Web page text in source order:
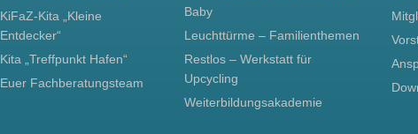
KiFaZ-Kita „Kleine
Entdecker“
Kita „Treffpunkt Hafen“
Euer Fachberatungsteam
Baby
Leuchttürme – Familienthemen
Restlos – Werkstatt für
Upcycling
Weiterbildungsakademie